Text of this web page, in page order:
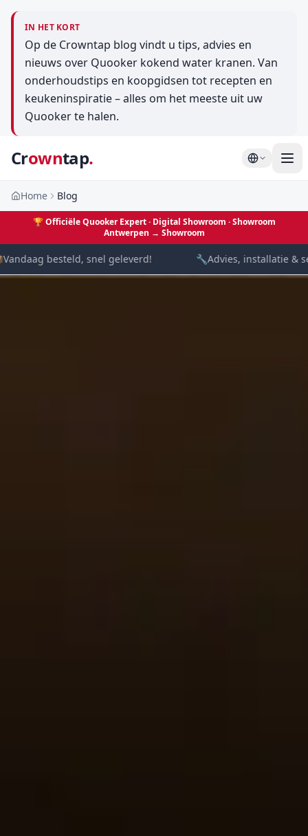
IN HET KORT
Op de Crowntap blog vindt u tips, advies en
nieuws over Quooker kokend water kranen. Van
onderhoudstips en koopgidsen tot recepten en
keukeninspiratie – alles om het meeste uit uw
Quooker te halen.
Crowntap.
Home Blog
🏆 Officiële Quooker Expert · Digital Showroom · Showroom
Antwerpen → Showroom
besteld, snel geleverd! 🔧Advies, installatie &